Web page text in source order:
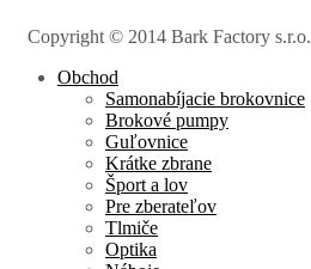
Copyright © 2014 Bark Factory s.r.o.
Obchod
Samonabíjacie brokovnice
Brokové pumpy
Guľovnice
Krátke zbrane
Šport a lov
Pre zberateľov
Tlmiče
Optika